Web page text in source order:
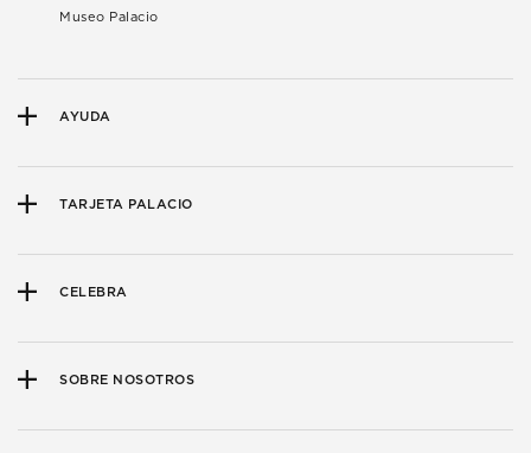
Museo Palacio
AYUDA
TARJETA PALACIO
CELEBRA
SOBRE NOSOTROS